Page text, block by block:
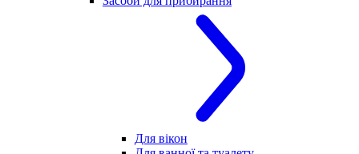
Для вікон